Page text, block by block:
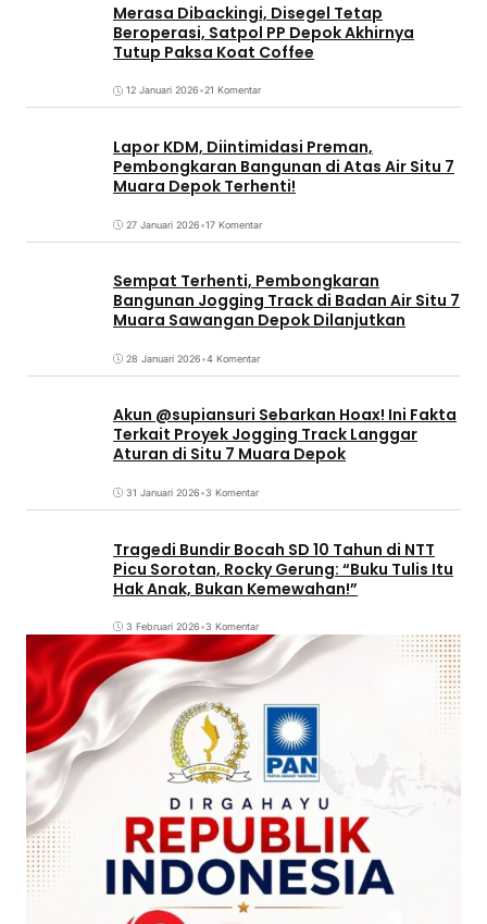
Merasa Dibackingi, Disegel Tetap
Beroperasi, Satpol PP Depok Akhirnya
Tutup Paksa Koat Coffee
12 Januari 2026•21 Komentar
Lapor KDM, Diintimidasi Preman,
Pembongkaran Bangunan di Atas Air Situ 7
Muara Depok Terhenti!
27 Januari 2026•17 Komentar
Sempat Terhenti, Pembongkaran
Bangunan Jogging Track di Badan Air Situ 7
Muara Sawangan Depok Dilanjutkan
28 Januari 2026•4 Komentar
Akun @supiansuri Sebarkan Hoax! Ini Fakta
Terkait Proyek Jogging Track Langgar
Aturan di Situ 7 Muara Depok
31 Januari 2026•3 Komentar
Tragedi Bundir Bocah SD 10 Tahun di NTT
Picu Sorotan, Rocky Gerung: “Buku Tulis Itu
Hak Anak, Bukan Kemewahan!”
3 Februari 2026•3 Komentar